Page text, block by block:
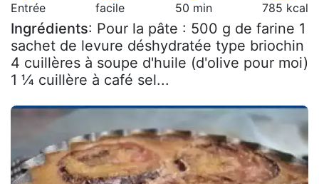
Entrée facile 50 min 785 kcal
Ingrédients: Pour la pâte : 500 g de farine 1
sachet de levure déshydratée type briochin
4 cuillères à soupe d'huile (d'olive pour moi)
1 ¼ cuillère à café sel...